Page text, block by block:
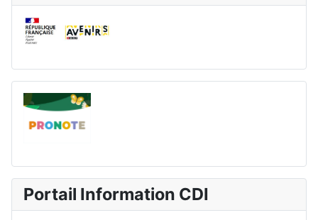
Portail Information CDI